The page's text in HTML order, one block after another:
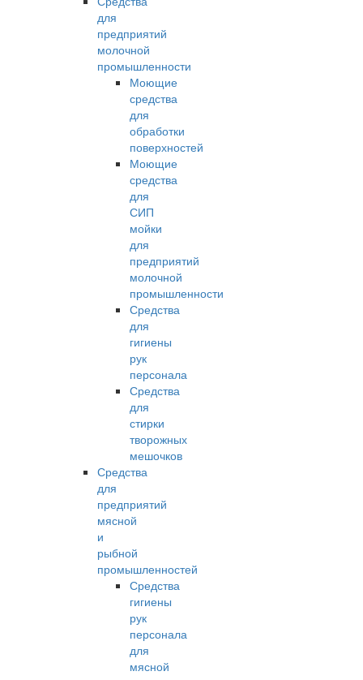
для
предприятий
молочной
промышленности
Моющие
средства
для
обработки
поверхностей
Моющие
средства
для
СИП
мойки
для
предприятий
молочной
промышленности
Средства
для
гигиены
рук
персонала
Средства
для
стирки
творожных
мешочков
Средства
для
предприятий
мясной
и
рыбной
промышленностей
Средства
гигиены
рук
персонала
для
мясной